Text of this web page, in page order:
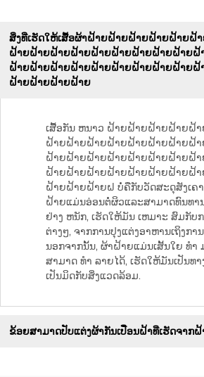
ສິ່ງທີ່ເຮັດໃຫ້ເສື້ອຜ້າຝ້າຍຝ້າຍຝ້າຍຝ້າຍຝ້າຍຝ້
ຝ້າຍຝ້າຍຝ້າຍຝ້າຍຝ້າຍຝ້າຍຝ້າຍຝ້າຍຝ້າຍຝ້
ຝ້າຍຝ້າຍຝ້າຍຝ້າຍຝ້າຍຝ້າຍຝ້າຍຝ້າຍຝ້າຍຝ້
ຝ້າຍຝ້າຍຝ້າຍຝ້າຍ
ເສື້ອກັນ ຫນາວ ຝ້າຍຝ້າຍຝ້າຍຝ້າຍຝ້
ຝ້າຍຝ້າຍຝ້າຍຝ້າຍຝ້າຍຝ້າຍຝ້າຍຝ້
ຝ້າຍຝ້າຍຝ້າຍຝ້າຍຝ້າຍຝ້າຍຝ້າຍຝ້
ຝ້າຍຝ້າຍຝ້າຍຝ້າຍຝ້າຍຝ້າຍຝ້າຍຝ້
ຝ້າຍຝ້າຍຝ້າຍຝ ບໍ່ຄືກັບວັດສະດຸສັງເຄ
ຝ້າຍແມ່ນອ່ອນຕໍ່ຜິວແລະສາມາດທົນທາ
ຢ່າງ ຫນັກ, ເຮັດໃຫ້ມັນ ເຫມາະ ສົມກັບ
ຕ່າງໆ, ຈາກການປຸງແຕ່ງອາຫານເຖິງກາ
ນອກຈາກນັ້ນ, ຜ້າຝ້າຍແມ່ນເສັ້ນໃຍ ທໍາ
ສາມາດ ທໍາ ລາຍໄດ້, ເຮັດໃຫ້ມັນເປັນທາ
ເປັນມິດກັບສິ່ງແວດລ້ອມ.
ຂ້ອຍສາມາດປັບແຕ່ງຜ້າກັນເປື່ອນຝ້າທີ່ເຮັດຈາກຝ້